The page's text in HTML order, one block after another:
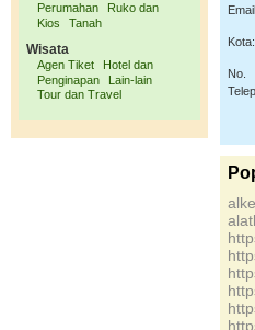
Perumahan
Ruko dan
Kios
Tanah
Wisata
Agen Tiket
Hotel dan
Penginapan
Lain-lain
Tour dan Travel
Kota:
No.